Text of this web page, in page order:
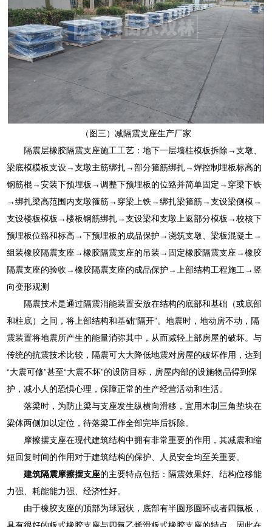
（图三）减隔震支座生产厂家
隔震层橡胶隔震支座施工工艺：地下一层墙柱模板拆除→支墩、
梁底模模板支设→支墩主筋绑扎→部分箍筋绑扎→焊控制埋板标高的
钢筋棍→安装下预埋板→调整下预埋板的位臵并简单固定→穿梁下铁
→绑扎梁高范围内支墩箍筋→穿梁上铁→绑扎梁箍筋→支设梁侧模→
支设楼板模板→楼板钢筋绑扎→支设梁和支墩上返部分模板→校核下
预埋板位臵和标高→下预埋板的成品保护→浇筑支墩、梁板混凝土→
组装橡胶隔震支座→橡胶隔震支座的吊装→固定橡胶隔震支座→橡胶
隔震支座的验收→橡胶隔震支座的成品保护→上部结构工程施工→竖
向变形观测
隔震技术是通过隔震消能装置安放在结构的底部和基础（或底部
和柱底）之间，将上部结构和基础“隔开”。地震时，地动房不动，隔
震装置将地震所产生的能量消弥其中，从而减轻上部房屋的破坏。与
传统的抗震技术比较，隔震可大大降低地震对房屋的破坏作用，达到
“大震可修”甚至“大震不坏”的设防目标，房屋内部的设施物品得到保
护，减小人的恐惧心理，保障正常的生产经营活动和生活。
落梁时，为防止梁与支座发生纵横向滑移，宜用木制三角垫块在
梁体两侧加以定位，待落梁工作全部完毕后拆除。
摩擦摆支座在现代建筑结构中拥有非常重要的作用，其减震和缩
短回复时间的作用对于建筑结构的保护、人员安全均至关重要。
建筑隔震摩擦摆支座的主要特点包括：隔震效果好、结构位移能
力强、耗能能力强、经济性好。
由于橡胶支座的顶部为球冠状，底部有半圆形圆环或者四氟板，